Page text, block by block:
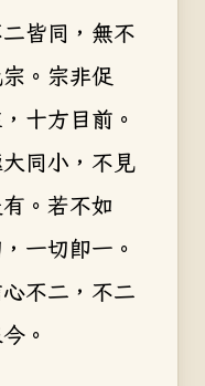
皆同，無不
。宗非促
十方目前。
同小，不見
。若不如
一切即一。
不二，不二
。